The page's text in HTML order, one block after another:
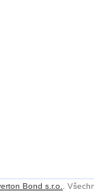
Bond s.r.o.
.